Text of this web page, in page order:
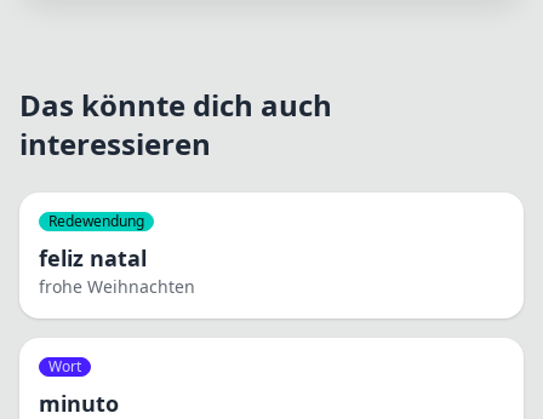
Das könnte dich auch
interessieren
Redewendung
feliz natal
frohe Weihnachten
Wort
minuto